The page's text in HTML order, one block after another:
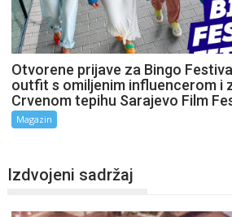
Otvorene prijave za Bingo
outfit s omiljenim influencerom i
Crvenom tepihu Sarajevo Film
Magazin
Izdvojeni sadržaj